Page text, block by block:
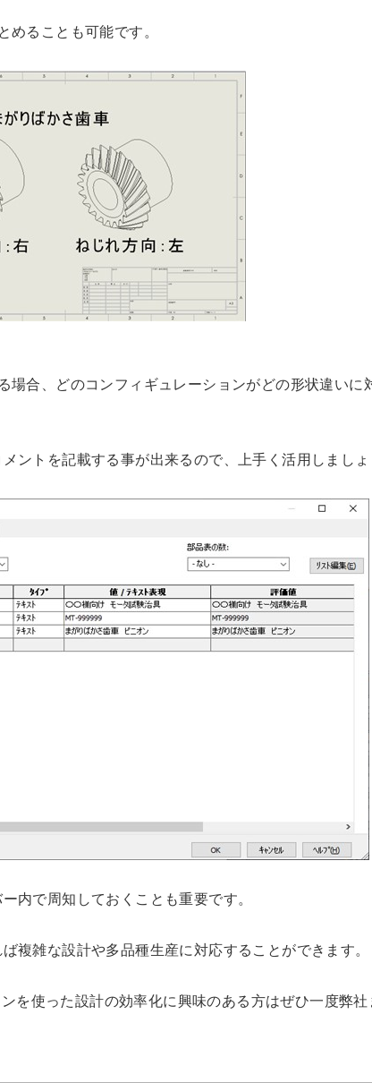
めることも可能です。
場合、どのコンフィギュレーションがどの形状違いに
ントを記載する事が出来るので、上手く活用しまし
内で周知しておくことも重要です。
複雑な設計や多品種生産に対応することができます。
を使った設計の効率化に興味のある方はぜひ一度弊社